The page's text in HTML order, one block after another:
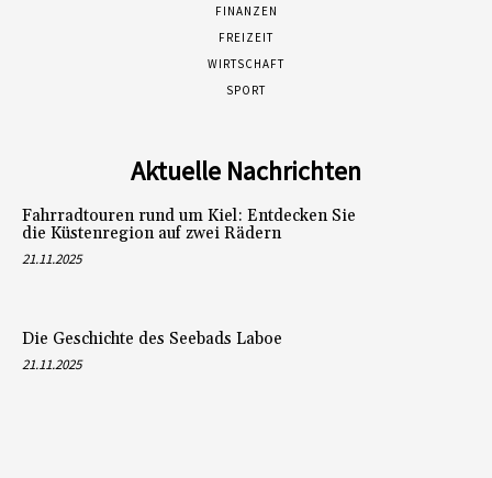
FINANZEN
FREIZEIT
WIRTSCHAFT
SPORT
Aktuelle Nachrichten
Fahrradtouren rund um Kiel: Entdecken Sie
die Küstenregion auf zwei Rädern
21.11.2025
Die Geschichte des Seebads Laboe
21.11.2025